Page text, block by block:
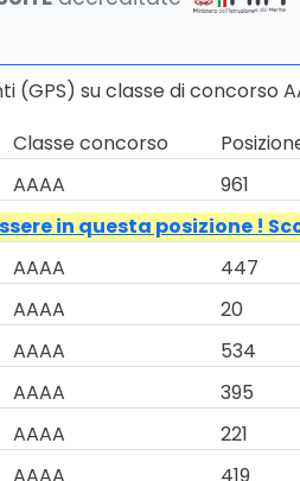
(GPS) su classe di concorso
Classe concorso
AAAA 961
in questa posizione !
AAAA 447
AAAA 20
AAAA 534
AAAA 395
AAAA 221